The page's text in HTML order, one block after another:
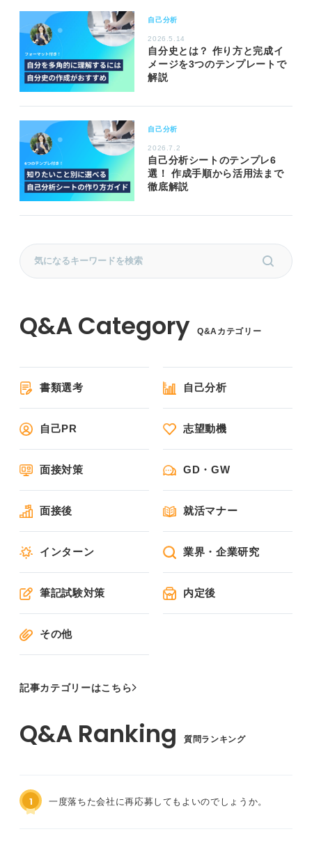
自己分析
2026.5.14
自分史とは？ 作り方と完成イ
メージを3つのテンプレートで
解説
自己分析
2026.7.2
自己分析シートのテンプレ6
選！ 作成手順から活用法まで
徹底解説
Q&Aカテゴリー
書類選考 自己分析
自己PR 志望動機
面接対策 GD・GW
面接後 就活マナー
インターン 業界・企業研究
筆記試験対策 内定後
その他
記事カテゴリーはこちら
質問ランキング
1 一度落ちた会社に再応募してもよいのでしょうか。